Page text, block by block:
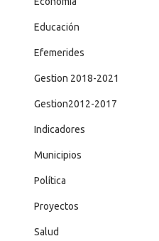
Educación
Efemerides
Gestion 2018-2021
Gestion2012-2017
Indicadores
Municipios
Política
Proyectos
Salud